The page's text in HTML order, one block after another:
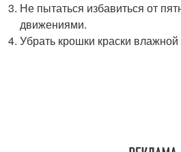
Не пытаться избавиться от
движениями.
Убрать крошки краски влажной